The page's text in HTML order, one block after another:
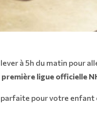
à 5h du matin pour
première ligue officielle
pour votre enfant